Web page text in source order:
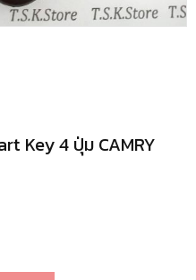
Key 4 ปุ่ม CAMRY